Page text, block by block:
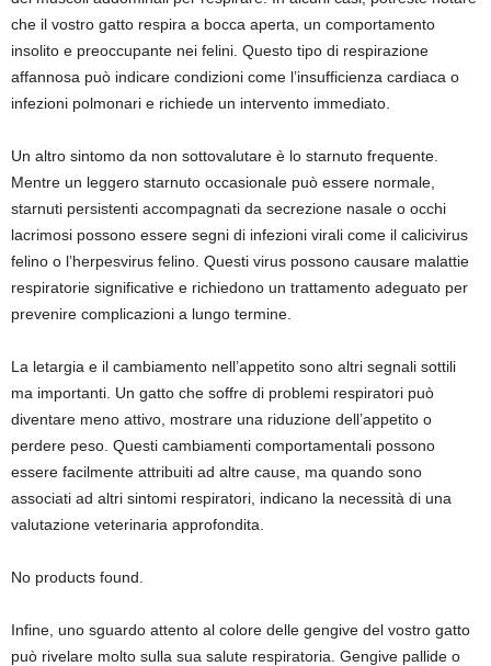
che il vostro gatto respira a bocca aperta, un comportamento
insolito e preoccupante nei felini. Questo tipo di respirazione
affannosa può indicare condizioni come l’insufficienza cardiaca o
infezioni polmonari e richiede un intervento immediato.
Un altro sintomo da non sottovalutare è lo starnuto frequente.
Mentre un leggero starnuto occasionale può essere normale,
starnuti persistenti accompagnati da secrezione nasale o occhi
lacrimosi possono essere segni di infezioni virali come il calicivirus
felino o l’herpesvirus felino. Questi virus possono causare malattie
respiratorie significative e richiedono un trattamento adeguato per
prevenire complicazioni a lungo termine.
La letargia e il cambiamento nell’appetito sono altri segnali sottili
ma importanti. Un gatto che soffre di problemi respiratori può
diventare meno attivo, mostrare una riduzione dell’appetito o
perdere peso. Questi cambiamenti comportamentali possono
essere facilmente attribuiti ad altre cause, ma quando sono
associati ad altri sintomi respiratori, indicano la necessità di una
valutazione veterinaria approfondita.
No products found.
Infine, uno sguardo attento al colore delle gengive del vostro gatto
può rivelare molto sulla sua salute respiratoria. Gengive pallide o